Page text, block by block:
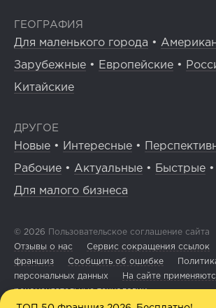
ГЕОГРАФИЯ
Для маленького города •
Зарубежные • Европейские •
Китайские
ДРУГОЕ
Новые • Интересные •
Рабочие • Актуальные • Быстрые •
Для малого бизнеса
© 2026 Пользовательское соглашение сайта
Отзывы о нас
Сервис сокращения ссылок
франшиз
Сообщить об ошибке
персональных данных
На сайте
рекомендательные технологии